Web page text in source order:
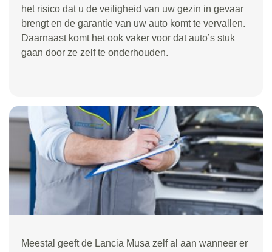
het risico dat u de veiligheid van uw gezin in gevaar
brengt en de garantie van uw auto komt te vervallen.
Daarnaast komt het ook vaker voor dat auto’s stuk
gaan door ze zelf te onderhouden.
Meestal geeft de Lancia Musa zelf al aan wanneer er